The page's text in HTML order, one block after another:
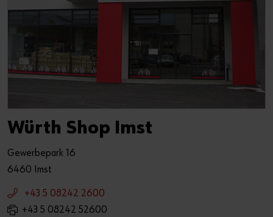
Würth Shop Imst
Gewerbepark 16
6460 Imst
+43 5 08242 2600
+43 5 08242 52600